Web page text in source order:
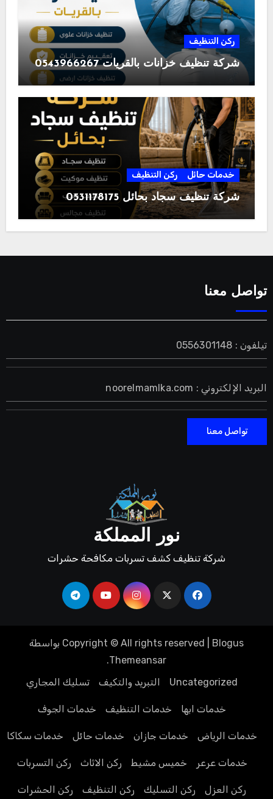
ركن التنظيف
شركة تنظيف خزانات بالقريات 0543966267
خدمات حائل ركن التنظيف
شركة تنظيف سجاد بحائل 0531178175
تواصل معنا
تيلفون : 0556301148
البريد الإلكتروني : noorelmamlka.com
تواصل معنا
نور المملكة
شركة تنظيف كشف تسربات مكافحة حشرات
Copyright © All rights reserved Blogus
بواسطة
Themeansar
.
Uncategorized
التبريد والتكيف تسليك المجاري
خدمات ابها خدمات التنظيف خدمات الجوف
خدمات الرياض خدمات جازان خدمات حائل خدمات سكاكا
خدمات عرعر خميس مشيط ركن الاثاث ركن التسربات
ركن العزل ركن التسليك ركن التنظيف ركن الحشرات